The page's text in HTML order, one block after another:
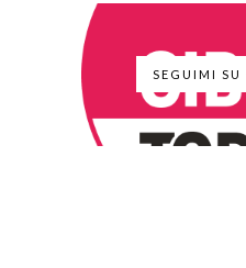
SEGUIMI SU